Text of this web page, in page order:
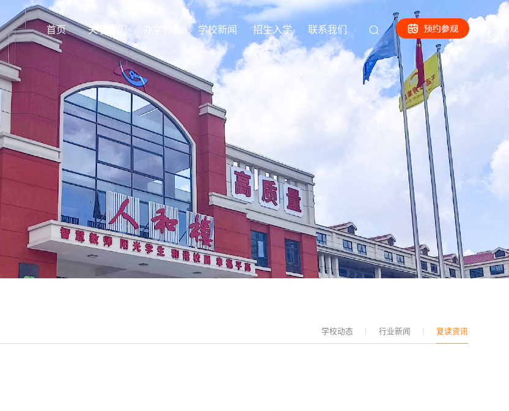
首页 关于我们 办学特色 学校新闻 招生入学 联系我们
学校动态 行业新闻 复读资讯